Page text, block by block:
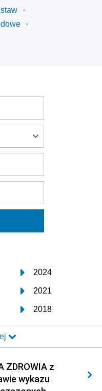
2024
2021
2018
2015
2012
2009
2006
ZDROWIA z
wykazu